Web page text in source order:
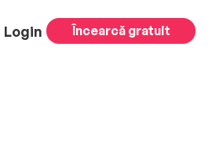
Login Încearcă gratuit